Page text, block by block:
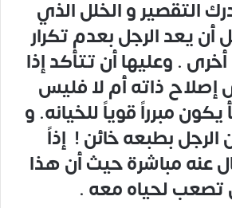
التقصير و الخلل الذي
أن يعد الرجل بعدم تكرار
. وعليها أن تتأكد إذا
إصلاح ذاته أم لا فليس
مبرراً قوياً للخيانه. و
الرجل بطبعه خائن ! إذاً
عنهمباشرة حيث أن هذا
تصعب لحياه معه .